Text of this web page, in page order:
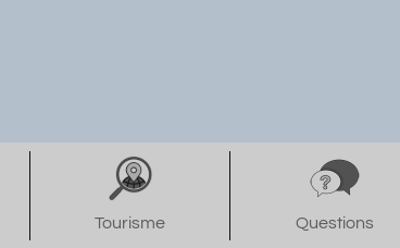
Tourisme Questions